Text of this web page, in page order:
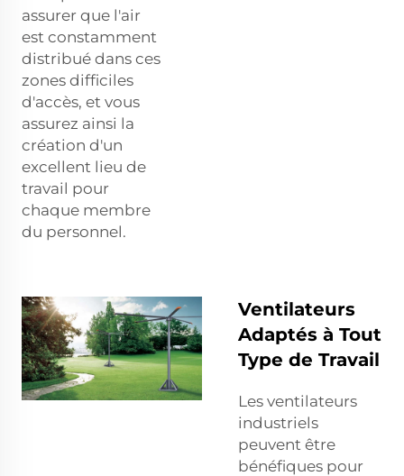
assurer que l'air
est constamment
distribué dans ces
zones difficiles
d'accès, et vous
assurez ainsi la
création d'un
excellent lieu de
travail pour
chaque membre
du personnel.
Ventilateurs
Adaptés à Tout
Type de Travail
Les ventilateurs
industriels
peuvent être
bénéfiques pour